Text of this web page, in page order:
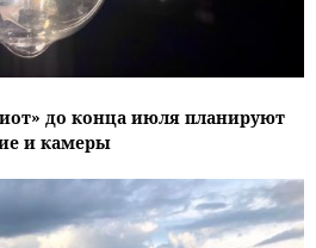
до конца июля планируют
и камеры